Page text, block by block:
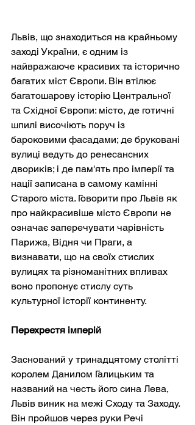
Львів, що знаходиться на крайньому
заході України, є одним із
найвражаюче красивих та історично
багатих міст Європи. Він втілює
багатошарову історію Центральної
та Східної Європи: місто, де готичні
шпилі височіють поруч із
бароковими фасадами; де бруковані
вулиці ведуть до ренесансних
двориків; і де пам'ять про імперії та
нації записана в самому камінні
Старого міста. Говорити про Львів як
про найкрасивіше місто Європи не
означає заперечувати чарівність
Парижа, Відня чи Праги, а
визнавати, що на своїх стислих
вулицях та різноманітних впливах
воно пропонує стислу суть
культурної історії континенту.
Перехрестя імперій
Заснований у тринадцятому столітті
королем Данилом Галицьким та
названий на честь його сина Лева,
Львів виник на межі Сходу та Заходу.
Він пройшов через руки Речі